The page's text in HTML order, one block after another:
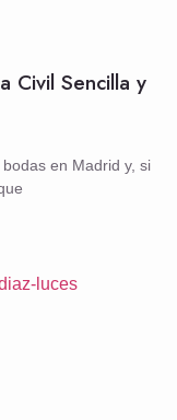
Civil Sencilla y
en Madrid y, si